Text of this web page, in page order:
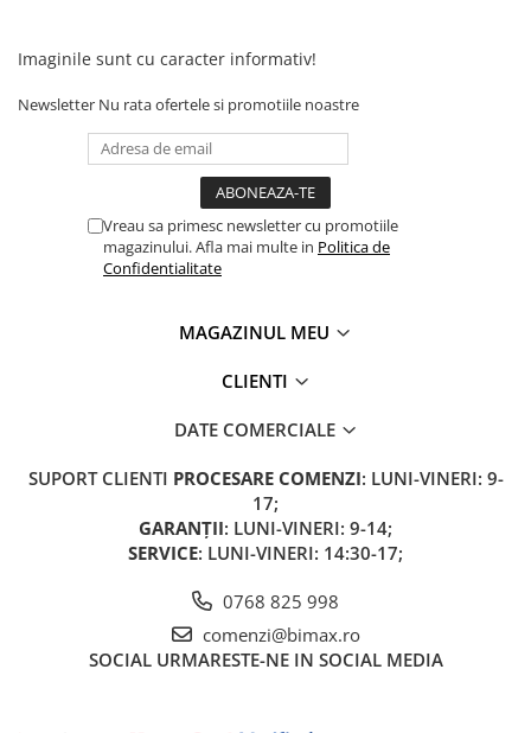
Ulei Diferential Triciclu Electric
Comenzi Ghidon Triciclu Electric
Incarcator Triciclu Electric
Camera Tricicleta Electrica
Cauciuc Tricicleta Electrica
Acceleratie Triciclu Electric
Piese de Schimb Z-TECH
Piese de schimb Tornado
Piese de schimb Volta
Piese de schimb scutere City Coco
Imaginile sunt cu caracter informativ!
Newsletter Nu rata ofertele si promotiile noastre
Vreau sa primesc newsletter cu promotiile
magazinului. Afla mai multe in Politica de
Confidentialitate
MAGAZINUL MEU
CLIENTI
DATE COMERCIALE
SUPORT CLIENTI PROCESARE COMENZI: LUNI-VINERI: 9-
17;
GARANȚII: LUNI-VINERI: 9-14;
SERVICE: LUNI-VINERI: 14:30-17;
0768 825 998
comenzi@bimax.ro
SOCIAL URMARESTE-NE IN SOCIAL MEDIA